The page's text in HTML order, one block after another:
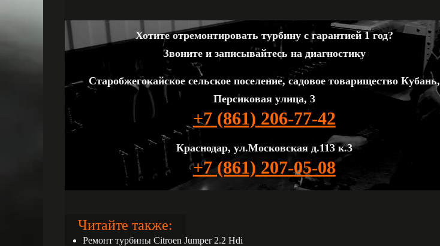
Хотите отремонтировать турбину с гарантией 1 год?
Звоните и записывайтесь на диагностику
Старобжегокайское сельское поселение, садовое товарищество Кубань,
Персиковая улица, 3
+7 (861) 206-77-42
Краснодар, ул.Московская д.113 к.3
+7 (861) 207-05-08
Читайте также:
Ремонт турбины Citroen Jumper 2.2 Hdi